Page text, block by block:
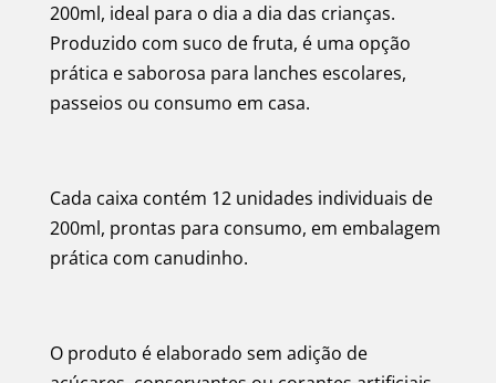
200ml, ideal para o dia a dia das crianças.
Produzido com suco de fruta, é uma opção
prática e saborosa para lanches escolares,
passeios ou consumo em casa.
Cada caixa contém 12 unidades individuais de
200ml, prontas para consumo, em embalagem
prática com canudinho.
O produto é elaborado sem adição de